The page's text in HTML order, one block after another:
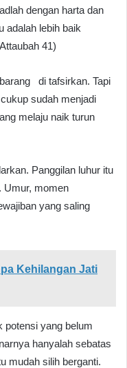
dengan harta dan
adalah lebih baik
41)
di tafsirkan. Tapi
sudah menjadi
melaju naik turun
Panggilan luhur itu
Umur, momen
yang saling
Kehilangan Jati
potensi yang belum
hanyalah sebatas
mudah silih berganti.